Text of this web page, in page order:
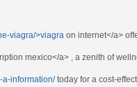
viagra/>viagra on internet</a>
mexico</a> , a zenith of
a-information/today for a cost-